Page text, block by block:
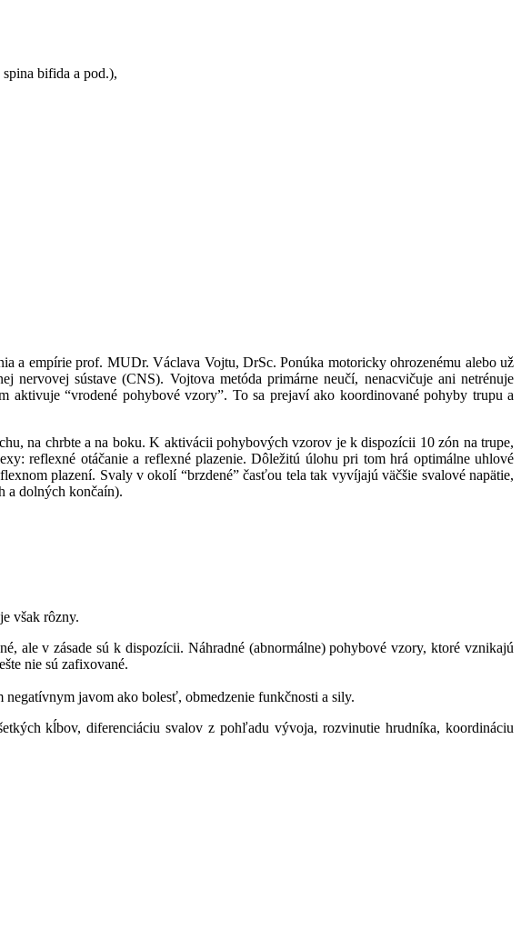
bifida a pod.),
a empírie prof. MUDr. Václava Vojtu, DrSc. Ponúka motoricky ohrozenému alebo už
sústave (CNS). Vojtova metóda primárne neučí, nenacvičuje ani netrénuje
aktivuje “vrodené pohybové vzory”. To sa prejaví ako koordinované pohyby trupu a
chrbte a na boku. K aktivácii pohybových vzorov je k dispozícii 10 zón na trupe,
reflexné otáčanie a reflexné plazenie. Dôležitú úlohu pri tom hrá optimálne uhlové
plazení. Svaly v okolí “brzdené” časťou tela tak vyvíjajú väčšie svalové napätie,
a dolných končaín).
však rôzny.
v zásade sú k dispozícii. Náhradné (abnormálne) pohybové vzory, ktoré vznikajú
nie sú zafixované.
javom ako bolesť, obmedzenie funkčnosti a sily.
kĺbov, diferenciáciu svalov z pohľadu vývoja, rozvinutie hrudníka, koordináciu